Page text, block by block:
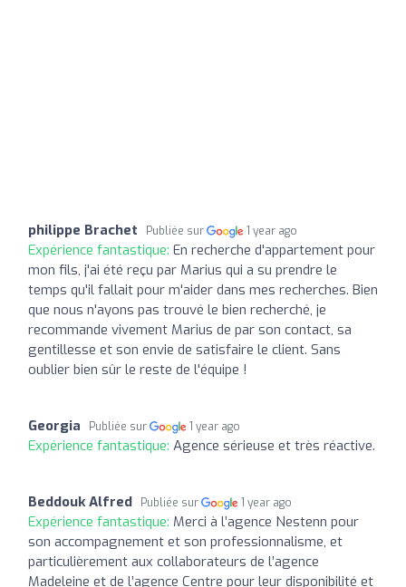
philippe Brachet Publiée sur 1 year ago
Expérience fantastique: En recherche d'appartement pour
mon fils, j'ai été reçu par Marius qui a su prendre le
temps qu'il fallait pour m'aider dans mes recherches. Bien
que nous n'ayons pas trouvé le bien recherché, je
recommande vivement Marius de par son contact, sa
gentillesse et son envie de satisfaire le client. Sans
oublier bien sûr le reste de l'équipe !
Georgia Publiée sur 1 year ago
Expérience fantastique: Agence sérieuse et très réactive.
Beddouk Alfred Publiée sur 1 year ago
Expérience fantastique: Merci à l’agence Nestenn pour
son accompagnement et son professionnalisme, et
particulièrement aux collaborateurs de l’agence
Madeleine et de l’agence Centre pour leur disponibilité et